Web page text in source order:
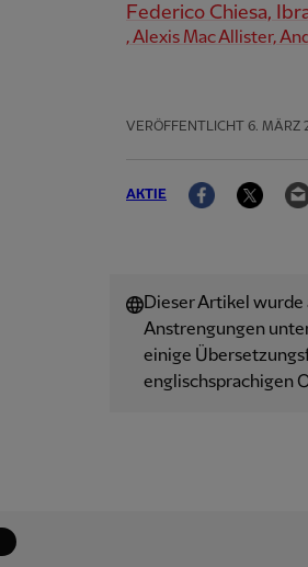
Federico Chiesa,
, Alexis Mac Allister,
VERÖFFENTLICHT 6. MÄRZ
AKTIE
Facebook
Dieser Artikel
Anstrengungen
einige
englischsprachigen